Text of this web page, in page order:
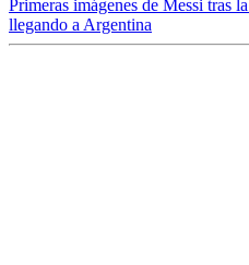
Primeras imágenes de Messi tras
llegando a Argentina